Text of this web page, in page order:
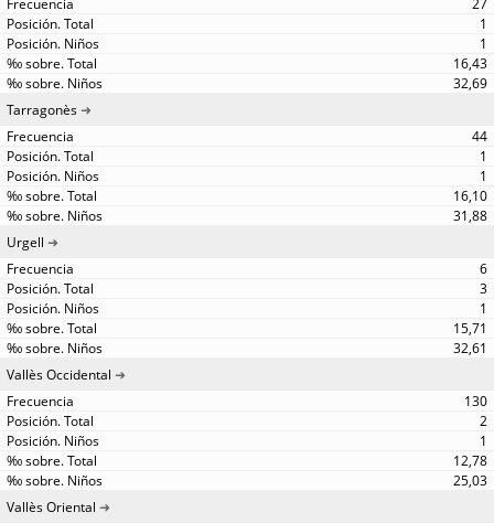
27
1
1
16,43
32,69
Tarragonès
44
1
1
16,10
31,88
Urgell
6
3
1
15,71
32,61
Vallès Occidental
130
2
1
12,78
25,03
Vallès Oriental